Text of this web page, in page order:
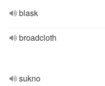
blask
broadcloth
sukno